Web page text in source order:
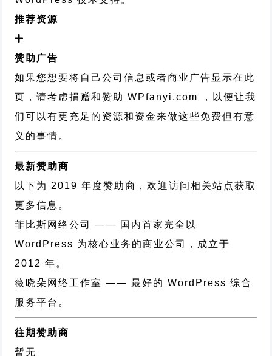
推荐资源
赞助广告
如果您想要将自己公司信息或者商业广告显示在此
页，请考虑捐赠和赞助 WPfanyi.com ，以便让我
们可以有更充足的资源和资金来做这些免费但有意
义的事情。
最新赞助商
以下为 2019 年度赞助商，欢迎访问相关站点获取
更多信息。
菲比斯网络公司
—— 国内首家完全以
WordPress 为核心业务的商业公司，成立于
2012 年。
薇晓朵网络工作室 —— 最好的 WordPress 综合
服务平台。
往期赞助商
暂无